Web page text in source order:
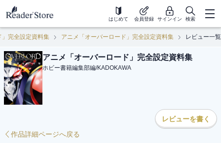
はじめて 会員登録 サインイン 検索
完全設定資料集 アニメ「オーバーロード」完全設定資料集 レビュー一覧
アニメ「オーバーロード」完全設定資料集
ホビー書籍編集部編/KADOKAWA
レビューを書く
作品詳細ページへ戻る